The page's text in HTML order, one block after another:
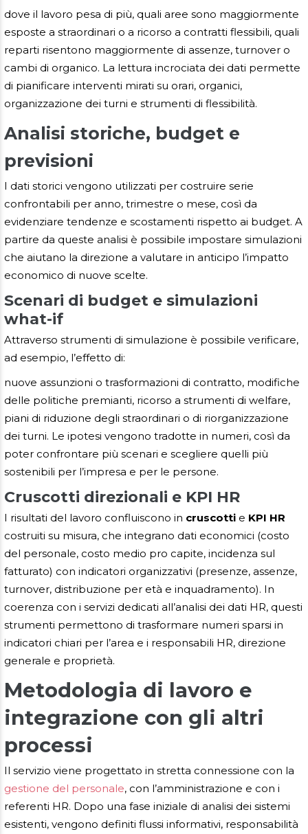
dove il lavoro pesa di più, quali aree sono maggiormente
esposte a straordinari o a ricorso a contratti flessibili, quali
reparti risentono maggiormente di assenze, turnover o
cambi di organico. La lettura incrociata dei dati permette
di pianificare interventi mirati su orari, organici,
organizzazione dei turni e strumenti di flessibilità.
Analisi storiche, budget e
previsioni
I dati storici vengono utilizzati per costruire serie
confrontabili per anno, trimestre o mese, così da
evidenziare tendenze e scostamenti rispetto ai budget. A
partire da queste analisi è possibile impostare simulazioni
che aiutano la direzione a valutare in anticipo l’impatto
economico di nuove scelte.
Scenari di budget e simulazioni
what-if
Attraverso strumenti di simulazione è possibile verificare,
ad esempio, l’effetto di:
nuove assunzioni o trasformazioni di contratto, modifiche
delle politiche premianti, ricorso a strumenti di welfare,
piani di riduzione degli straordinari o di riorganizzazione
dei turni. Le ipotesi vengono tradotte in numeri, così da
poter confrontare più scenari e scegliere quelli più
sostenibili per l’impresa e per le persone.
Cruscotti direzionali e KPI HR
I risultati del lavoro confluiscono in cruscotti e KPI HR
costruiti su misura, che integrano dati economici (costo
del personale, costo medio pro capite, incidenza sul
fatturato) con indicatori organizzativi (presenze, assenze,
turnover, distribuzione per età e inquadramento). In
coerenza con i servizi dedicati all’analisi dei dati HR, questi
strumenti permettono di trasformare numeri sparsi in
indicatori chiari per l’area e i responsabili HR, direzione
generale e proprietà.
Metodologia di lavoro e
integrazione con gli altri
processi
Il servizio viene progettato in stretta connessione con la
gestione del personale, con l’amministrazione e con i
referenti HR. Dopo una fase iniziale di analisi dei sistemi
esistenti, vengono definiti flussi informativi, responsabilità